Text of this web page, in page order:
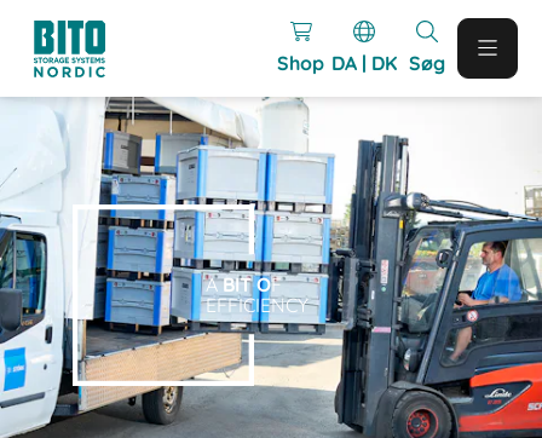
Shop DA | DK Søg
ABIT OF
EFFICIENCY